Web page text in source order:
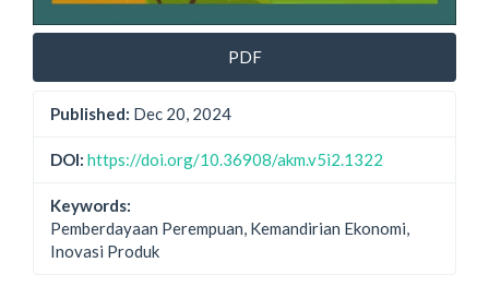
PDF
Published: Dec 20, 2024
DOI: https://doi.org/10.36908/akm.v5i2.1322
Keywords:
Pemberdayaan Perempuan, Kemandirian Ekonomi,
Inovasi Produk